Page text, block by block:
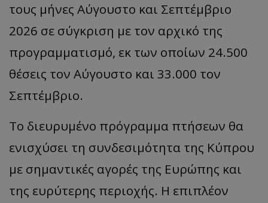
τους μήνες Αύγουστο και Σεπτέμβριο
2026 σε σύγκριση με τον αρχικό της
προγραμματισμό, εκ των οποίων 24.500
θέσεις τον Αύγουστο και 33.000 τον
Σεπτέμβριο.
Το διευρυμένο πρόγραμμα πτήσεων θα
ενισχύσει τη συνδεσιμότητα της Κύπρου
με σημαντικές αγορές της Ευρώπης και
της ευρύτερης περιοχής. Η επιπλέον